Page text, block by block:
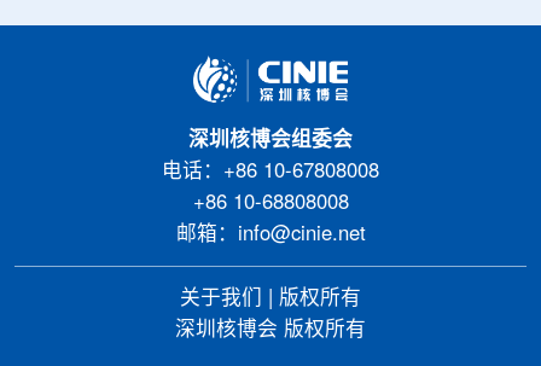
深圳核博会组委会
电话：+86 10-67808008
+86 10-68808008
邮箱：info@cinie.net
关于我们
版权所有
深圳核博会 版权所有